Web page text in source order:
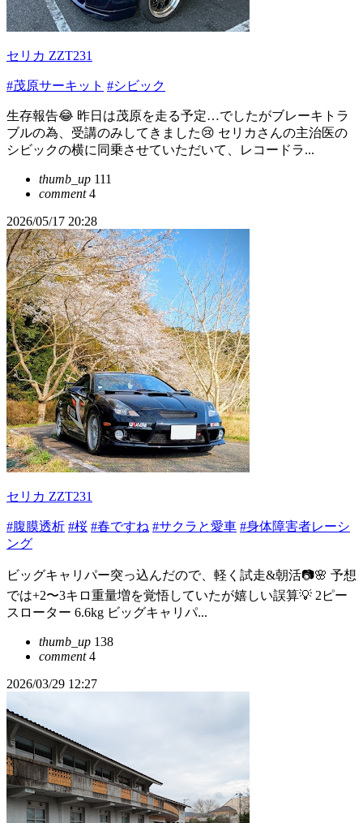
セリカ ZZT231
#茂原サーキット #シビック
生存報告😂 昨日は茂原を走る予定…でしたがブレーキトラ
ブルの為、受講のみしてきました😢 セリカさんの主治医の
シビックの横に同乗させていただいて、レコードラ...
thumb_up 111
comment4
2026/05/17 20:28
セリカ ZZT231
#腹膜透析 #桜 #春ですね #サクラと愛車 #身体障害者レーシ
ング
ビッグキャリパー突っ込んだので、軽く試走&朝活📷️🌸 予想
では+2〜3キロ重量増を覚悟していたが嬉しい誤算💡 2ピー
スローター 6.6kg ビッグキャリパ...
thumb_up 138
comment4
2026/03/29 12:27